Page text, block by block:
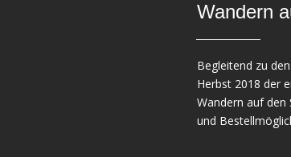
Wandern
Begleitend zu
Herbst 2018 der
Wandern auf den
und